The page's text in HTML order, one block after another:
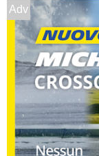
Adv